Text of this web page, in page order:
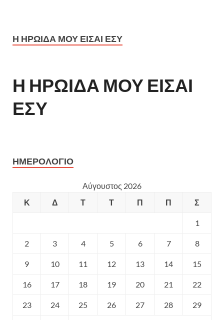
Η ΗΡΩΙΔΑ ΜΟΥ ΕΙΣΑΙ ΕΣΥ
Η ΗΡΩΙΔΑ ΜΟΥ ΕΙΣΑΙ
ΕΣΥ
ΗΜΕΡΟΛΌΓΙΟ
Αύγουστος 2026
Κ
Δ Τ Τ Π Π Σ
1
2 3 4 5 6 7 8
9 10 11 12 13 14 15
16 17 18 19 20 21 22
23 24 25 26 27 28 29